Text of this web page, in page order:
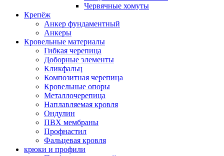
Червячные хомуты
Крепёж
Анкер фундаментный
Анкеры
Кровельные материалы
Гибкая черепица
Доборные элементы
Кликфальц
Композитная черепица
Кровельные опоры
Металлочерепица
Наплавляемая кровля
Ондулин
ПВХ мембраны
Профнастил
Фальцевая кровля
крюки и профили